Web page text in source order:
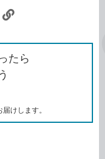
ク
を
コ
たら
けします。